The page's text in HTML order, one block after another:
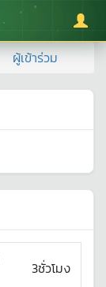
ผู้เข้าร่วม
3ชั่วโมง